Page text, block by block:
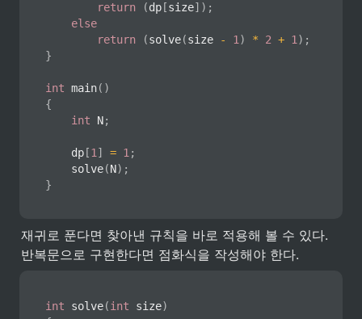
return
(dp [size] ) ;
else
return
(solve(size - 1) * 2 + 1) ;
}
int main( )
{
int N;
		dp
[1] = 1;
solve(N) ;
}
재귀로 푼다면 찾아낸 규칙을 바로 적용해 볼 수 있다.
반복문으로 구현한다면 점화식을 작성해야 한다.
int solve(int size)